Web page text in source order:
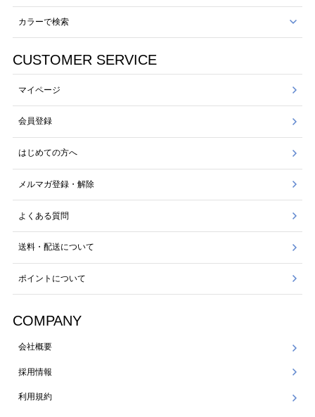
カラーで検索
CUSTOMER SERVICE
マイページ
会員登録
はじめての方へ
メルマガ登録・解除
よくある質問
送料・配送について
ポイントについて
COMPANY
会社概要
採用情報
利用規約